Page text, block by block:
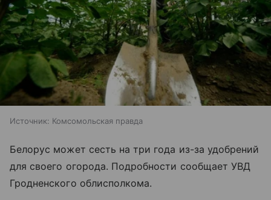
Источник: Комсомольская правда
Белорус может сесть на три года из-за удобрений
для своего огорода. Подробности сообщает УВД
Гродненского облисполкома.